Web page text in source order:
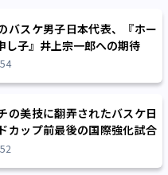
バスケ男子日本代表、『ホー
し子』井上宗一郎への期待
の美技に翻弄されたバスケ日
カップ前最後の国際強化試合